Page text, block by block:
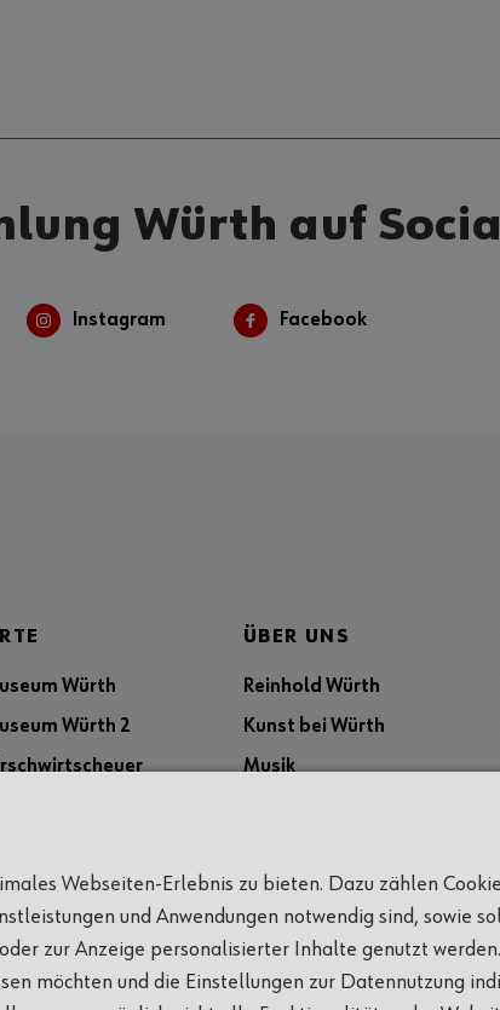
Würth auf
Instagram Facebook
Würth
Würth 2
Würth Forum
ÜBER UNS
Reinhold Würth
Kunst bei Würth
Musik
Unternehmen Würth
Freunde der Museen
Würth x art peek
Webseiten-Erlebnis zu bieten. Dazu zählen
und Anwendungen notwendig sind, sowie
zur Anzeige personalisierter Inhalte genutzt
möchten und die Einstellungen zur Datennutzung